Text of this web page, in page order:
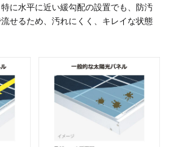
に水平に近い緩勾配の設置でも、防汚
せるため、汚れにくく、キレイな状態